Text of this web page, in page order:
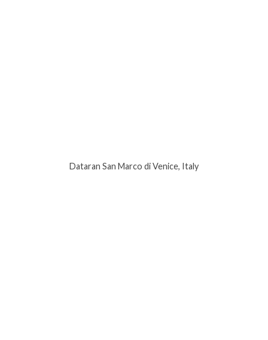
Dataran San Marco di Venice, Italy